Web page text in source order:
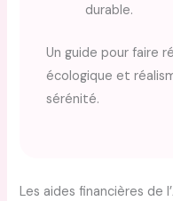
durable.
Un guide pour faire
écologique et
sérénité.
Les aides financières de